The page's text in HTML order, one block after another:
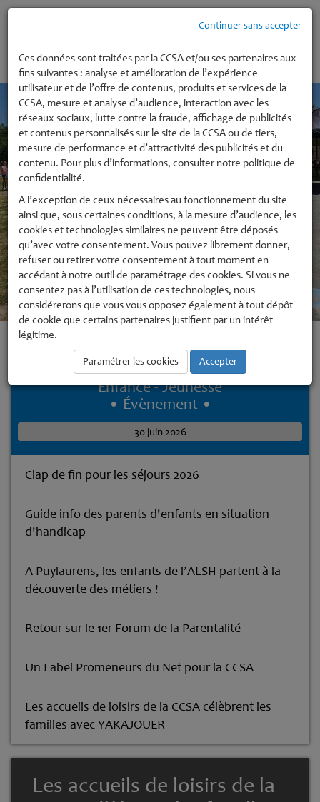
MENU
Accueil Enfance - Jeunesse
loisirs de la CCSA célèbrent les familles avec YAKAJOUER
Enfance - Jeunesse
• Évènement •
30 juin 2026
Clap de fin pour les séjours 2026
Guide info des parents d'enfants en situation
d'handicap
A Puylaurens, les enfants de l’ALSH partent à la
découverte des métiers !
Retour sur le 1er Forum de la Parentalité
Un Label Promeneurs du Net pour la CCSA
Les accueils de loisirs de la CCSA célèbrent les
familles avec YAKAJOUER
Les accueils de loisirs de la
Continuer sans accepter
Ces données sont traitées par la CCSA et/ou ses partenaires aux
fins suivantes : analyse et amélioration de l’expérience
utilisateur et de l’offre de contenus, produits et services de la
CCSA, mesure et analyse d’audience, interaction avec les
réseaux sociaux, lutte contre la fraude, affichage de publicités
et contenus personnalisés sur le site de la CCSA ou de tiers,
mesure de performance et d’attractivité des publicités et du
contenu. Pour plus d’informations, consulter notre politique de
confidentialité.
A l’exception de ceux nécessaires au fonctionnement du site
ainsi que, sous certaines conditions, à la mesure d’audience, les
cookies et technologies similaires ne peuvent être déposés
qu’avec votre consentement. Vous pouvez librement donner,
refuser ou retirer votre consentement à tout moment en
accédant à notre outil de paramétrage des cookies. Si vous ne
consentez pas à l’utilisation de ces technologies, nous
considérerons que vous vous opposez également à tout dépôt
de cookie que certains partenaires justifient par un intérêt
légitime.
Paramétrer les cookies Accepter